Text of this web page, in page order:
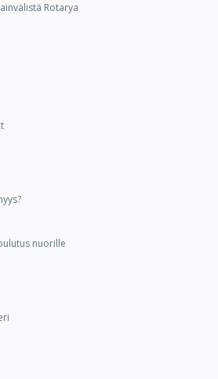
Rotarya
nuorille